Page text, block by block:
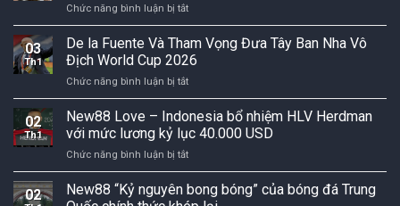
Chức năng bình luận bị tắtở
Kèo
World
Cup
2026:
New88
Phân
Tích
Tỷ
Xu
Hướng
Và
03
Th1
De la Fuente Và Tham Vọng Đưa Tây Ban Nha Vô
Địch World Cup 2026
Chức năng bình luận bị tắtở
De
la
Fuente
Và
Tham
Vọng
Đưa
Tây
02
Th1
New88 Love – Indonesia bổ nhiệm HLV Herdman
với mức lương kỷ lục 40.000 USD
Chức năng bình luận bị tắtở
New88
Love
–
02
New88 “Kỷ nguyên bong bóng” của bóng đá Trung